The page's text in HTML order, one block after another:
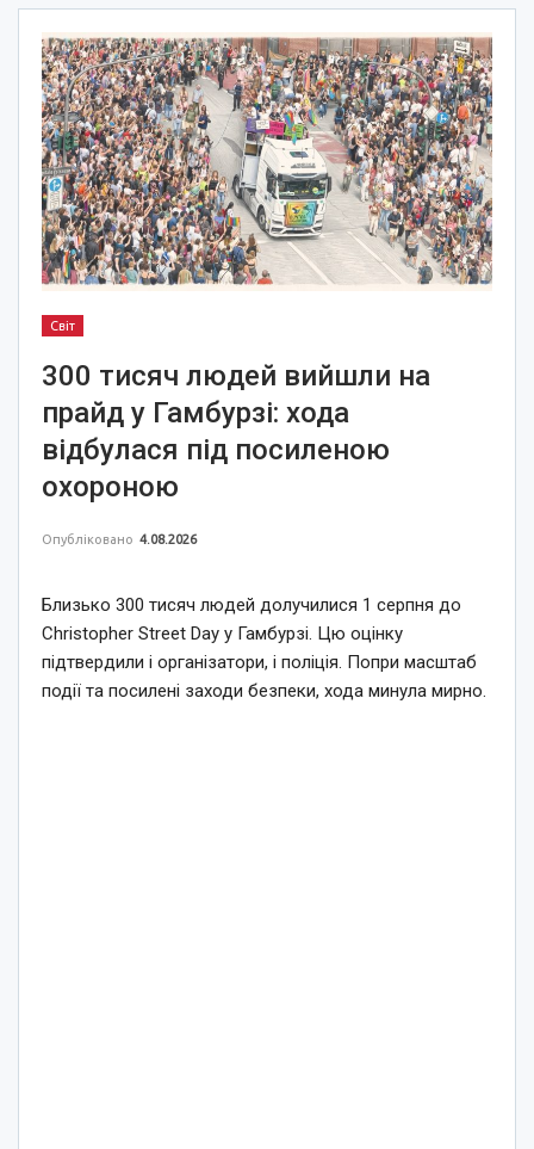
Світ
300 тисяч людей вийшли на
прайд у Гамбурзі: хода
відбулася під посиленою
охороною
Опубліковано 4.08.2026
Близько 300 тисяч людей долучилися 1 серпня до
Christopher Street Day у Гамбурзі. Цю оцінку
підтвердили і організатори, і поліція. Попри масштаб
події та посилені заходи безпеки, хода минула мирно.